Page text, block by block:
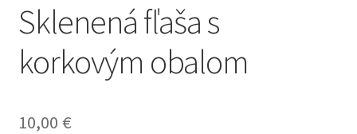
Sklenená fľaša s
korkovým obalom
10,00 €